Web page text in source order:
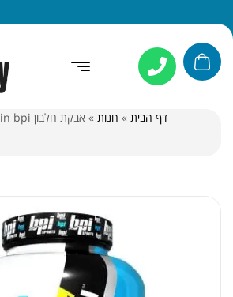
דף הבית » חנות » אבקת חלבון best protein bpi